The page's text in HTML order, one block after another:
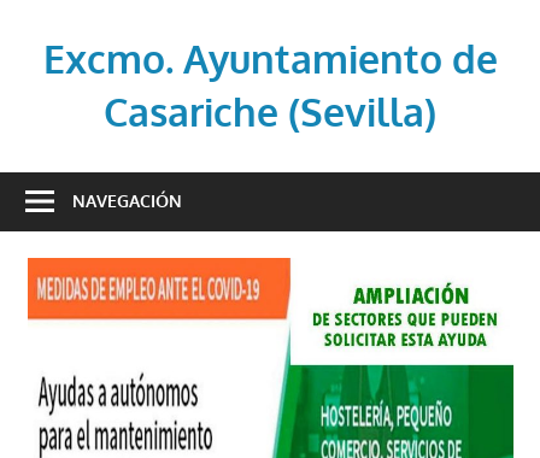
contenidoExcmo. Ayuntamiento de
Casariche (Sevilla)
oficial
Ayuntamiento
de
Casariche
NAVEGACIÓN